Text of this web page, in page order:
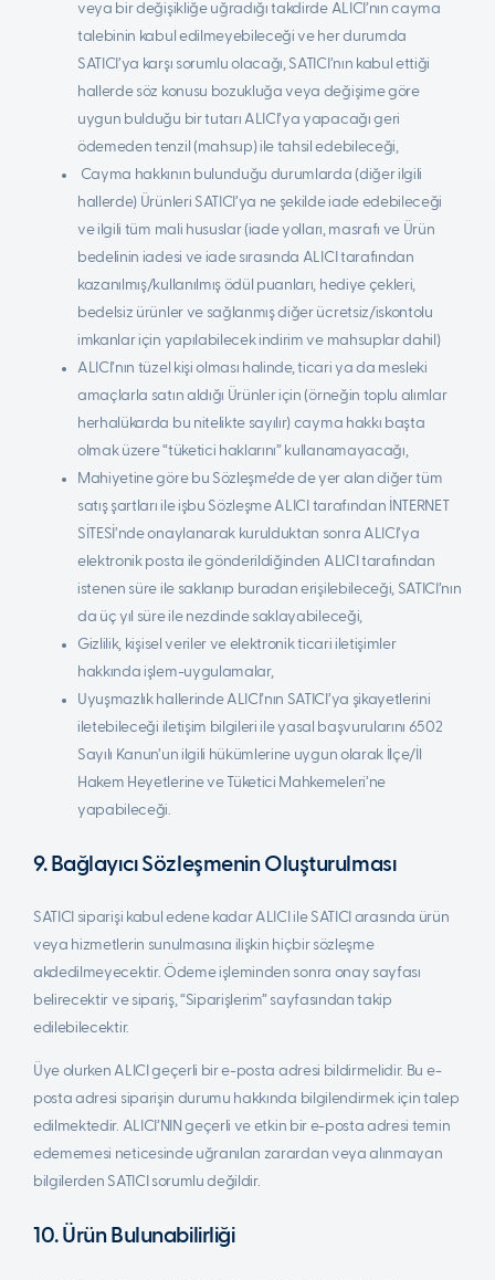
veya bir değişikliğe uğradığı takdirde ALICI’nın cayma
talebinin kabul edilmeyebileceği ve her durumda
SATICI’ya karşı sorumlu olacağı, SATICI’nın kabul ettiği
hallerde söz konusu bozukluğa veya değişime göre
uygun bulduğu bir tutarı ALICI’ya yapacağı geri
ödemeden tenzil (mahsup) ile tahsil edebileceği,
Cayma hakkının bulunduğu durumlarda (diğer ilgili
hallerde) Ürünleri SATICI’ya ne şekilde iade edebileceği
ve ilgili tüm mali hususlar (iade yolları, masrafı ve Ürün
bedelinin iadesi ve iade sırasında ALICI tarafından
kazanılmış/kullanılmış ödül puanları, hediye çekleri,
bedelsiz ürünler ve sağlanmış diğer ücretsiz/iskontolu
imkanlar için yapılabilecek indirim ve mahsuplar dahil)
ALICI’nın tüzel kişi olması halinde, ticari ya da mesleki
amaçlarla satın aldığı Ürünler için (örneğin toplu alımlar
herhalükarda bu nitelikte sayılır) cayma hakkı başta
olmak üzere “tüketici haklarını” kullanamayacağı,
Mahiyetine göre bu Sözleşme’de de yer alan diğer tüm
satış şartları ile işbu Sözleşme ALICI tarafından İNTERNET
SİTESİ’nde onaylanarak kurulduktan sonra ALICI’ya
elektronik posta ile gönderildiğinden ALICI tarafından
istenen süre ile saklanıp buradan erişilebileceği, SATICI’nın
da üç yıl süre ile nezdinde saklayabileceği,
Gizlilik, kişisel veriler ve elektronik ticari iletişimler
hakkında işlem-uygulamalar,
Uyuşmazlık hallerinde ALICI’nın SATICI’ya şikayetlerini
iletebileceği iletişim bilgileri ile yasal başvurularını 6502
Sayılı Kanun’un ilgili hükümlerine uygun olarak İlçe/İl
Hakem Heyetlerine ve Tüketici Mahkemeleri’ne
yapabileceği.
9. Bağlayıcı Sözleşmenin Oluşturulması
SATICI siparişi kabul edene kadar ALICI ile SATICI arasında ürün
veya hizmetlerin sunulmasına ilişkin hiçbir sözleşme
akdedilmeyecektir. Ödeme işleminden sonra onay sayfası
belirecektir ve sipariş, “Siparişlerim” sayfasından takip
edilebilecektir.
Üye olurken ALICI geçerli bir e-posta adresi bildirmelidir. Bu e-
posta adresi siparişin durumu hakkında bilgilendirmek için talep
edilmektedir. ALICI’NIN geçerli ve etkin bir e-posta adresi temin
edememesi neticesinde uğranılan zarardan veya alınmayan
bilgilerden SATICI sorumlu değildir.
10. Ürün Bulunabilirliği